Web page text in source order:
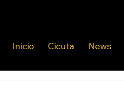
Inicio Cicuta News